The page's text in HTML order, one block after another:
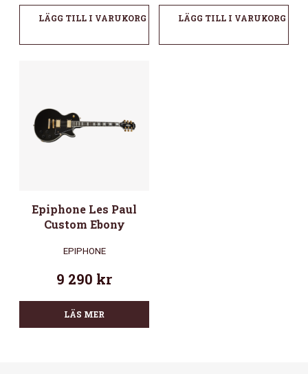
LÄGG TILL I VARUKORG LÄGG TILL I VARUKORG
Epiphone Les Paul
Custom Ebony
EPIPHONE
9 290 kr
LÄS MER